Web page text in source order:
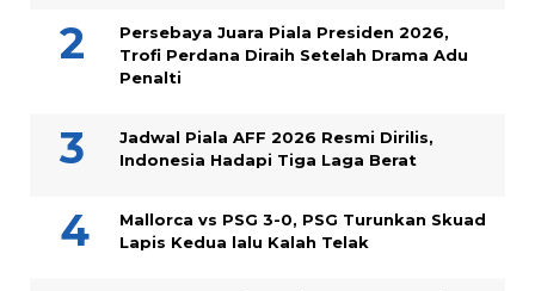
Persebaya Juara Piala Presiden 2026,
Trofi Perdana Diraih Setelah Drama Adu
Penalti
Jadwal Piala AFF 2026 Resmi Dirilis,
Indonesia Hadapi Tiga Laga Berat
Mallorca vs PSG 3-0, PSG Turunkan Skuad
Lapis Kedua lalu Kalah Telak